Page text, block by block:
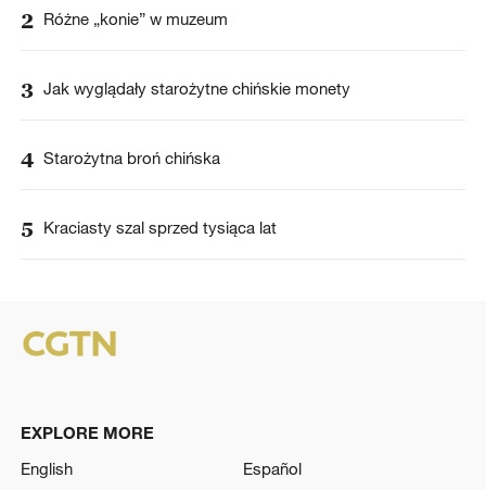
2 Różne „konie” w muzeum
3 Jak wyglądały starożytne chińskie monety
4 Starożytna broń chińska
5 Kraciasty szal sprzed tysiąca lat
EXPLORE MORE
English
Español